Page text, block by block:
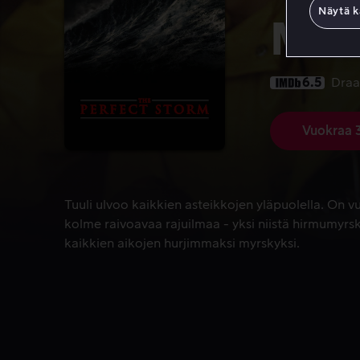
6.5
Vuokraa
Tuuli ulvoo kaikkien asteikkojen yläpuolella. On
Tuuli ulvoo kaikkien asteikkojen yläpuolella. On
kolme raivoavaa rajuilmaa - yksi niistä
kaikkien aikojen hurjimmaksi myrskyksi.
Näytä